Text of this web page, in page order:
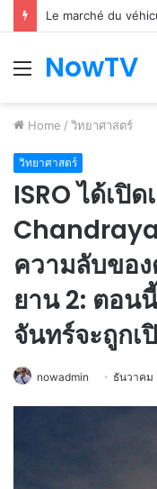
Le marché du
Menu
NowTV
Home / วิทยาศาสตร์
วิทยาศาสตร์
ISRO ได้เปิ
ความลับขอ
ยาน 2: ตอน
จันทร์จะถูกเ
nowadmin ธันวาคม